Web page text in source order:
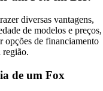
diversas vantagens,
de modelos e preços,
opções de financiamento
região.
de um Fox